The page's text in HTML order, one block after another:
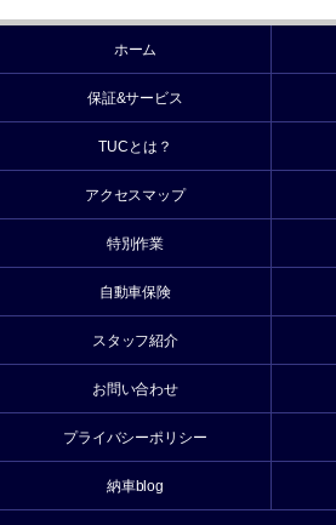
ホーム
保証&サービス
TUCとは？
アクセスマップ
特別作業
自動車保険
スタッフ紹介
お問い合わせ
プライバシーポリシー
納車blog